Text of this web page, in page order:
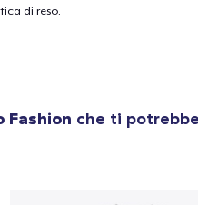
di reso.
Fashion che ti